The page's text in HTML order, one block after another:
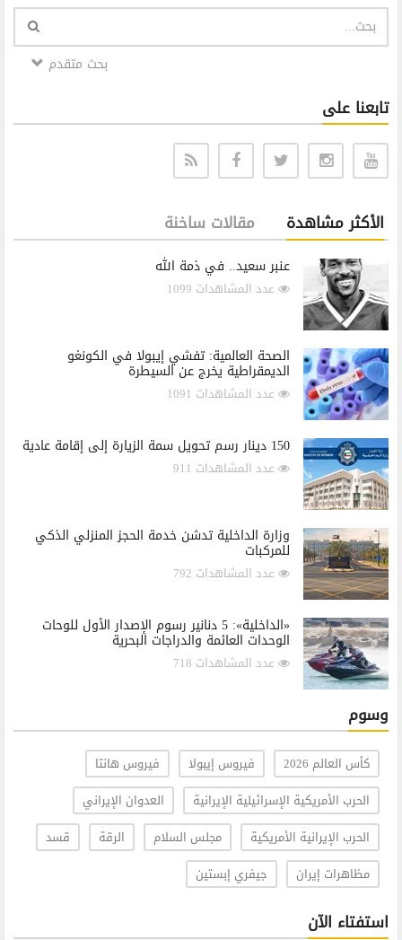
بحث متقدم
تابعنا على
الأكثر مشاهدة مقالات ساخنة
عنبر سعيد.. في ذمة الله
عدد المشاهدات 1099
الصحة العالمية: تفشي إيبولا في الكونغو
الديمقراطية يخرج عن السيطرة
عدد المشاهدات 1091
150 دينار رسم تحويل سمة الزيارة إلى إقامة عادية
عدد المشاهدات 911
وزارة الداخلية تدشن خدمة الحجز المنزلي الذكي
للمركبات
عدد المشاهدات 792
«الداخلية»: 5 دنانير رسوم الإصدار الأول للوحات
الوحدات العائمة والدراجات البحرية
عدد المشاهدات 718
وسوم
كأس العالم 2026 فيروس إيبولا
فيروس هانتا
الحرب الأمريكية الإسرائيلية الإيرانية
العدوان الإيراني
الحرب الإيرانية الأمريكية
مجلس السلام الرقة
قسد
مظاهرات إيران
جيفري إبستين
استفتاء الآن